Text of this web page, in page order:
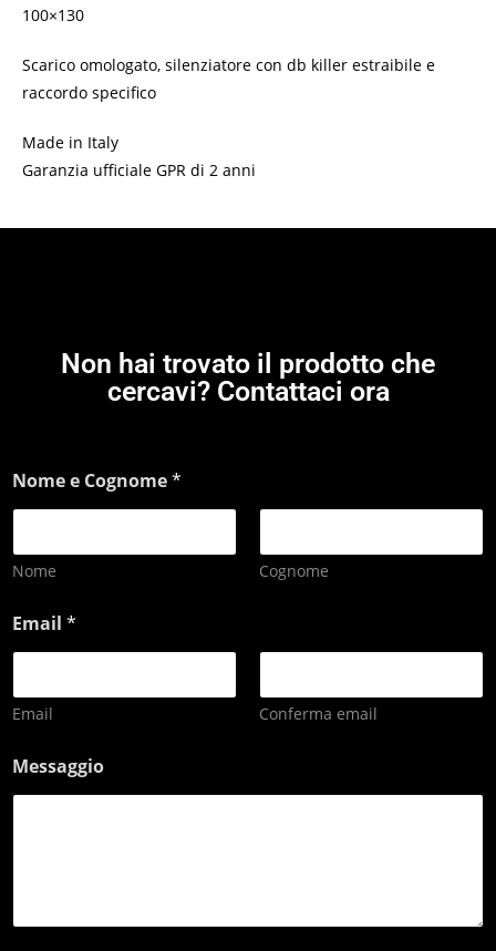
100×130
Scarico omologato, silenziatore con db killer estraibile e
raccordo specifico
Made in Italy
Garanzia ufficiale GPR di 2 anni
Non hai trovato il prodotto che
cercavi? Contattaci ora
Nome e Cognome*
Nome Cognome
Email *
Email Conferma email
Messaggio